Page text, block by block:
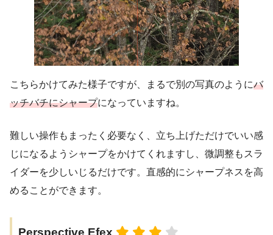
こちらかけてみた様子ですが、まるで別の写真のようにバ
ッチバチにシャープになっていますね。
難しい操作もまったく必要なく、立ち上げただけでいい感
じになるようシャープをかけてくれますし、微調整もスラ
イダーを少しいじるだけです。直感的にシャープネスを高
めることができます。
Perspective Efex